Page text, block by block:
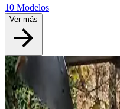
10 Modelos
Ver más